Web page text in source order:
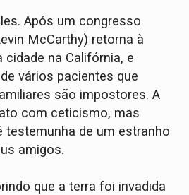
Após um congresso
McCarthy) retorna à
cidade na Califórnia, e
vários pacientes que
são impostores. A
com ceticismo, mas
testemunha de um estranho
amigos.
que a terra foi invadida